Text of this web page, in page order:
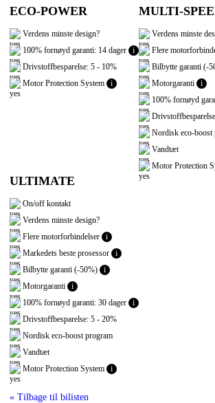
ECO-POWER
Verdens minste design?
100% fornøyd garanti: 14 dager
i
Drivstoffbesparelse: 5 - 10%
Motor Protection System
i
MULTI-
Verdens minste
Flere
Bilbytte garanti (-
Motorgaranti
i
100% fornøyd
Nordisk eco-boost
Vandtæt
Motor Protection
ULTIMATE
On/off kontakt
Verdens minste design?
Flere motorforbindelser
i
Markedets beste prosessor
i
Bilbytte garanti (-50%)
i
Motorgaranti
i
100% fornøyd garanti: 30 dager
i
Drivstoffbesparelse: 5 - 20%
Nordisk eco-boost program
Vandtæt
Motor Protection System
i
« Tilbage til bilisten